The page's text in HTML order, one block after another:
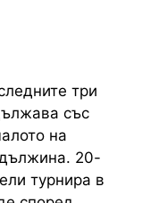
три
със
на
дължина. 20-
турнира в